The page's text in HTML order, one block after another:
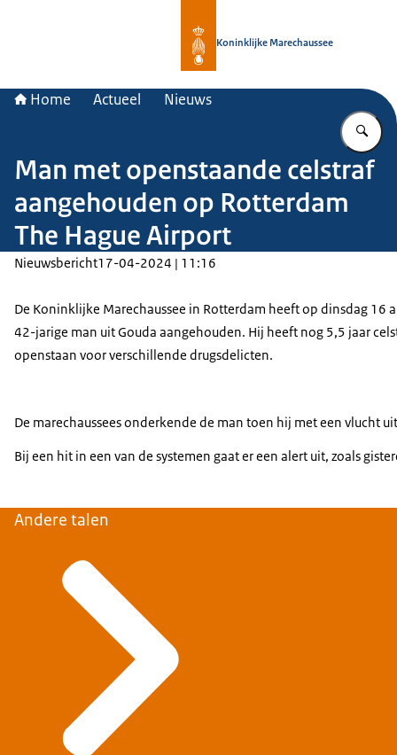
Koninklijke Marechaussee
Home Actueel Nieuws
Man met openstaande celstraf
aangehouden op Rotterdam
The Hague Airport
Nieuwsbericht17-04-2024 | 11:16
De Koninklijke Marechaussee in Rotterdam heeft op dinsdag 16
42-jarige man uit Gouda aangehouden. Hij heeft nog 5,5 jaar
openstaan voor verschillende drugsdelicten.
De marechaussees onderkende de man toen hij met een vlucht
Bij een hit in een van de systemen gaat er een alert uit, zoals
Andere talen